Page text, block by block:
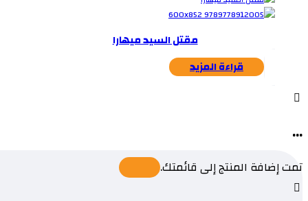
مقتل السيد ميهارا
قراءة المزيد
...
تمت إضافة المنتج إلى قائمتك.